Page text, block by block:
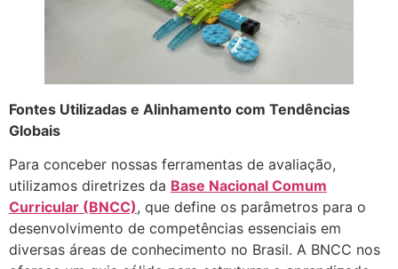
Fontes Utilizadas e Alinhamento com Tendências
Globais
Para conceber nossas ferramentas de avaliação,
utilizamos diretrizes da Base Nacional Comum
Curricular (BNCC), que define os parâmetros para o
desenvolvimento de competências essenciais em
diversas áreas de conhecimento no Brasil. A BNCC nos